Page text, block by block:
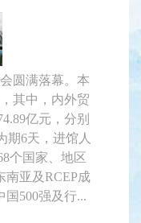
圆满落幕。本
其中，内外贸
亿元，分别
期6天，进馆人
个国家、地区
南亚及RCEP成
国500强及行...